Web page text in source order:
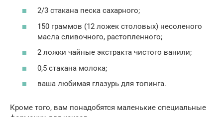
2/3 стакана песка сахарного;
150 граммов (12 ложек столовых) несоленого
масла сливочного, растопленного;
2 ложки чайные экстракта чистого ванили;
0,5 стакана молока;
ваша любимая глазурь для топинга.
Кроме того, вам понадобятся маленькие специальные